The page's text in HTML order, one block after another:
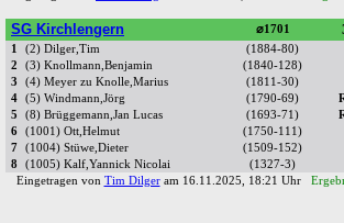
SG Kirchlengern ⌀1701
1 (2) Dilger,Tim
(1884-80)
2
(3) Knollmann,Benjamin
(1840-128)
3
(4) Meyer zu Knolle,Marius
(1811-30)
4
(5) Windmann,Jörg (1790-69)
5
(8) Brüggemann,Jan Lucas (1693-71)
6
(1001) Ott,Helmut
(1750-111)
7
(1004) Stüwe,Dieter
(1509-152)
8
(1005) Kalf,Yannick Nicolai
(1327-3)
Eingetragen von Tim Dilgeram 16.11.2025, 18:21 Uhr